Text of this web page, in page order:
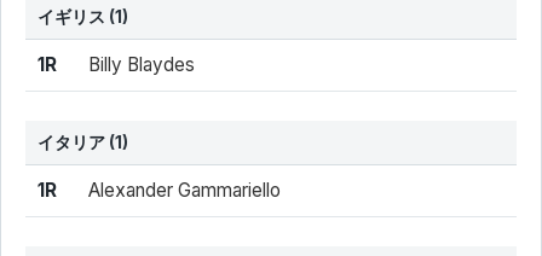
イギリス (1)
結果 シード 選手名
1R Billy Blaydes
イタリア (1)
結果 シード 選手名
1R Alexander Gammariello